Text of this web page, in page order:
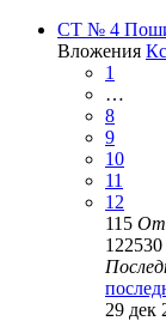
СТ № 4
Вложения
1
…
8
9
10
11
12
115
122530
29 дек